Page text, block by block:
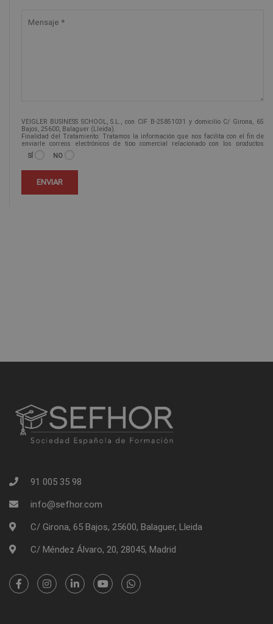
VEIGLER BUSINESS SCHOOL, S.L., con CIF B-25851031 y domicilio C/ Girona, 65
Bajos, 25600, Balaguer (Lleida).
Finalidad del Tratamiento: Tratamos la información que nos facilita con el fin de
enviarle correos electrónicos de tipo comercial relacionado con los productos
ofrecidos y otros tipo de productos que fueran de su interés.
Legitimación del tratamiento: Consentimiento del interesado.
dirigiéndose a la dirección info@veiglerformacion.com.
Para más información consulte nuestra Política de Privacidad.
Desea recibir información comercial (vía telefónica y/o email):
SÍ NO
91 005 35 98
info@sefhor.com
C/ Girona, 65 Bajos, 25600, Balaguer, Lleida
C/ Méndez Álvaro, 20, 28045, Madrid